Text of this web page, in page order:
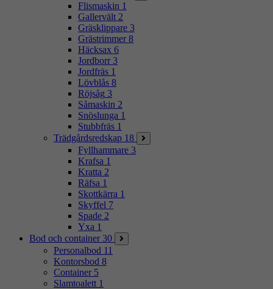
Flismaskin 1
Gallervält 2
Gräsklippare 3
Grästrimmer 8
Häcksax 6
Jordborr 3
Jordfräs 1
Lövblås 8
Röjsåg 3
Såmaskin 2
Snöslunga 1
Stubbfräs 1
Trädgårdsredskap 18
Fyllhammare 3
Krafsa 1
Kratta 2
Räfsa 1
Skottkärra 1
Skyffel 7
Spade 2
Yxa 1
Bod och container 30
Personalbod 11
Kontorsbod 8
Container 5
Slamtoalett 1